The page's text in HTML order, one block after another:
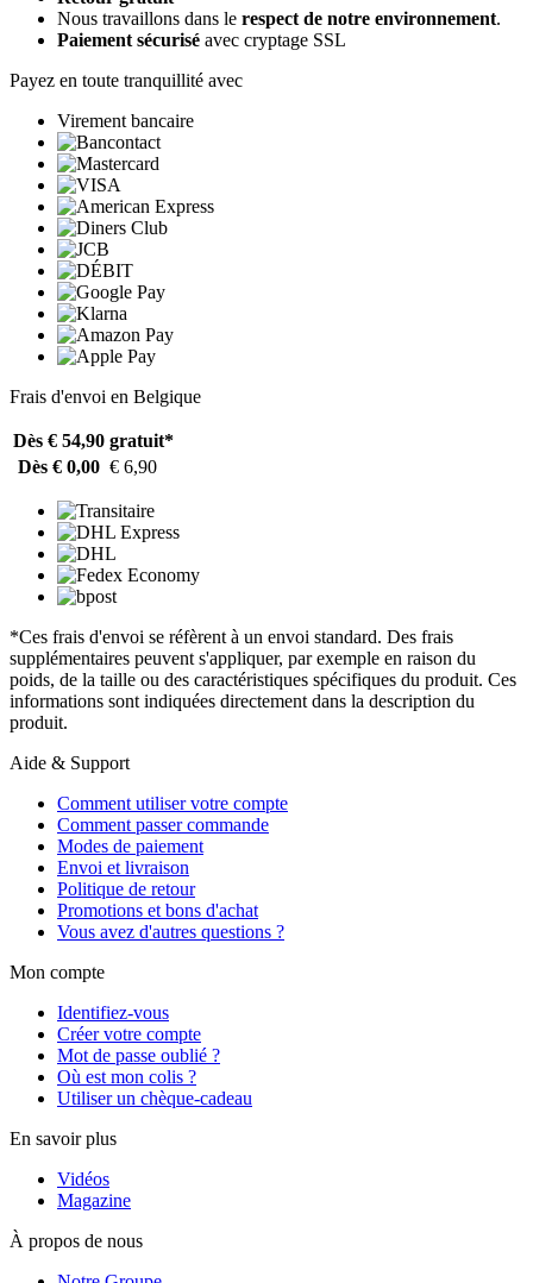
Nous travaillons dans le respect de notre environnement.
Paiement sécurisé avec cryptage SSL
Payez en toute tranquillité avec
Virement bancaire
Frais d'envoi en Belgique
Dès € 54,90 gratuit*
Dès € 0,00 € 6,90
*Ces frais d'envoi se réfèrent à un envoi standard. Des frais
supplémentaires peuvent s'appliquer, par exemple en raison du
poids, de la taille ou des caractéristiques spécifiques du produit. Ces
informations sont indiquées directement dans la description du
produit.
Aide & Support
Comment utiliser votre compte
Comment passer commande
Modes de paiement
Envoi et livraison
Politique de retour
Promotions et bons d'achat
Vous avez d'autres questions ?
Mon compte
Identifiez-vous
Créer votre compte
Mot de passe oublié ?
Où est mon colis ?
Utiliser un chèque-cadeau
En savoir plus
Vidéos
Magazine
À propos de nous